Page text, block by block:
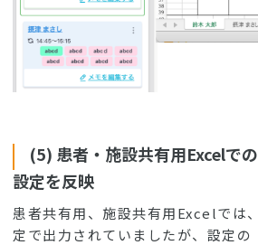
(5) 患者・施設共有用Excelで
設定を反映
患者共有用、施設共有用Excelでは
定で出力されていましたが、設定の